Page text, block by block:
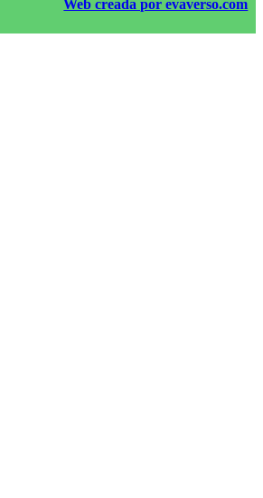
Web creada por evaverso.com